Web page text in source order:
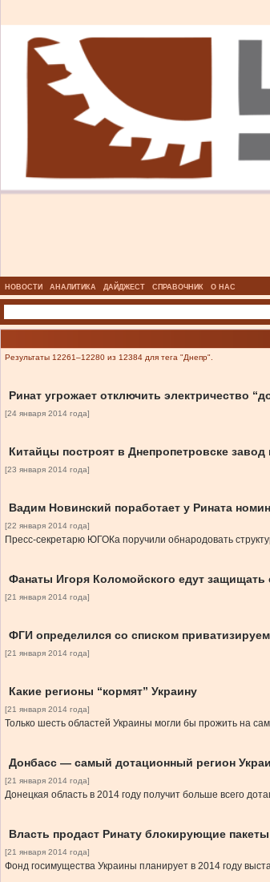
НОВОСТИ АНАЛИТИКА ДАЙДЖЕСТ СПРАВОЧНИК О НАС
Результаты 12261–12280 из 12384 для тега "Днепр".
Ринат угрожает отключить электричество
[24 января 2014 года]
Китайцы построят в Днепропетровске
[23 января 2014 года]
Вадим Новинский поработает у Рината
[22 января 2014 года]
Пресс-секретарю ЮГОКа поручили обнародовать
Фанаты Игоря Коломойского едут защищать
[21 января 2014 года]
ФГИ определился со списком
[21 января 2014 года]
Какие регионы “кормят” Украину
[21 января 2014 года]
Только шесть областей Украины могли бы прожить на
Донбасс — самый дотационный регион
[21 января 2014 года]
Донецкая область в 2014 году получит больше всего
Власть продаст Ринату блокирующие
[21 января 2014 года]
Фонд госимущества Украины планирует в 2014 году